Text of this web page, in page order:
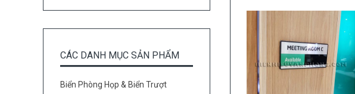
CÁC DANH MỤC SẢN PHẨM
Biển Phòng Họp & Biển Trượt